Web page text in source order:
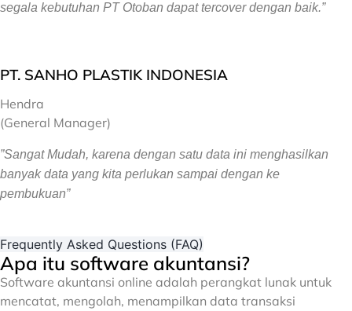
segala kebutuhan PT Otoban dapat tercover dengan baik.”
PT. SANHO PLASTIK INDONESIA
Hendra
(General Manager)
”Sangat Mudah, karena dengan satu data ini menghasilkan
banyak data yang kita perlukan sampai dengan ke
pembukuan”
Frequently Asked Questions (FAQ)
Apa itu software akuntansi?
Software akuntansi online adalah perangkat lunak untuk
mencatat, mengolah, menampilkan data transaksi